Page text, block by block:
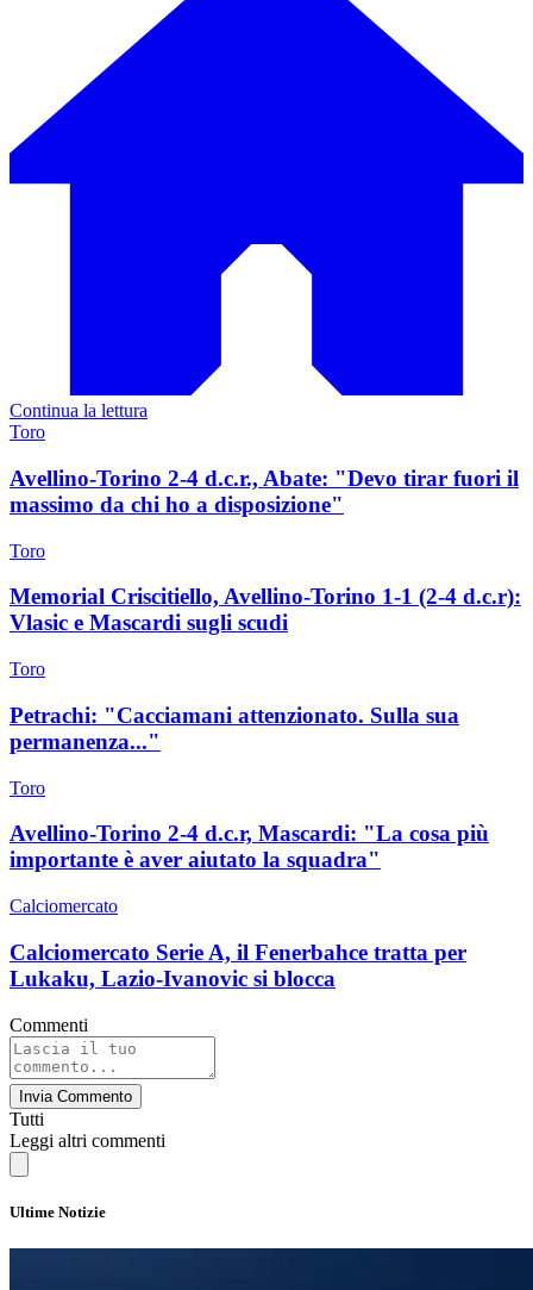
Continua la lettura
Toro
Avellino-Torino 2-4 d.c.r., Abate: "Devo tirar fuori il
massimo da chi ho a disposizione"
Toro
Memorial Criscitiello, Avellino-Torino 1-1 (2-4 d.c.r):
Vlasic e Mascardi sugli scudi
Toro
Petrachi: "Cacciamani attenzionato. Sulla sua
permanenza..."
Toro
Avellino-Torino 2-4 d.c.r, Mascardi: "La cosa più
importante è aver aiutato la squadra"
Calciomercato
Calciomercato Serie A, il Fenerbahce tratta per
Lukaku, Lazio-Ivanovic si blocca
Commenti
Invia Commento
Tutti
Leggi altri commenti
Ultime Notizie